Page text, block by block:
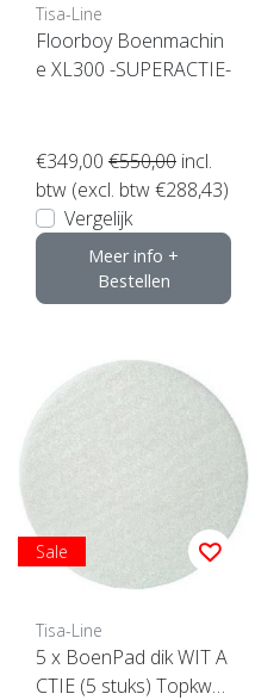
Tisa-Line
Floorboy Boenmachin
e XL300 -SUPERACTIE-
€349,00 €550,00 incl.
btw (excl. btw €288,43)
Vergelijk
Meer info +
Bestellen
Sale
Tisa-Line
5 x BoenPad dik WIT A
CTIE (5 stuks) Topkwali